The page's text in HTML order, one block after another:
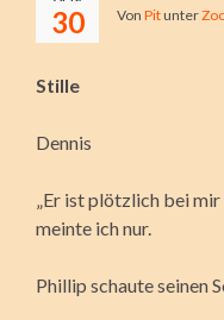
30 Von Pitunter
Stille
Dennis
„Er ist plötzlich bei
meinte ich nur.
Phillip schaute seinen